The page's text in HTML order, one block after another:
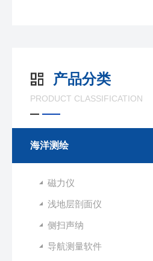
产品分类
PRODUCT CLASSIFICATION
海洋测绘
磁力仪
浅地层剖面仪
侧扫声纳
导航测量软件